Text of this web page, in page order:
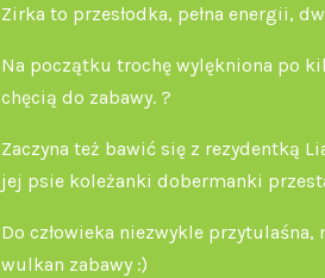
Zirka to przesłodka, pełna energii,
Na początku trochę wylękniona po
chęcią do zabawy. ?
Zaczyna też bawić się z rezydentką
jej psie koleżanki dobermanki
Do człowieka niezwykle
wulkan zabawy :)